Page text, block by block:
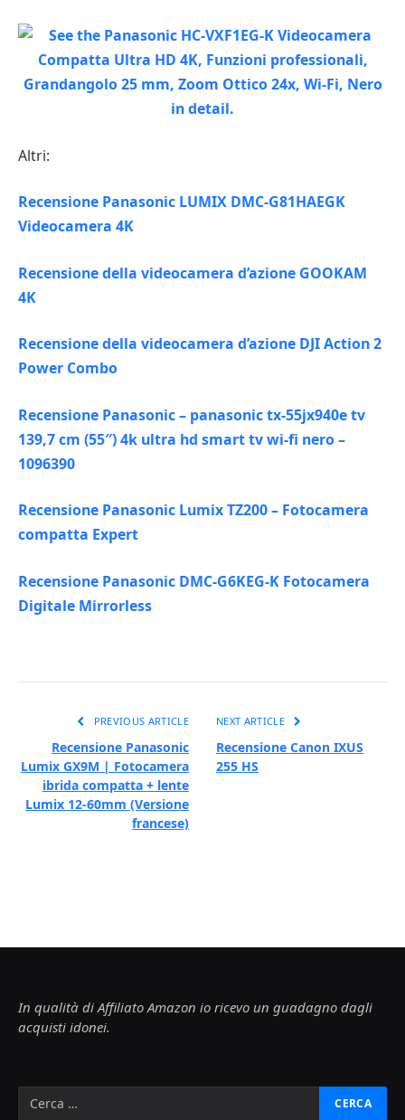
Altri:
Recensione Panasonic LUMIX DMC-G81HAEGK
Videocamera 4K
Recensione della videocamera d’azione GOOKAM
4K
Recensione della videocamera d’azione DJI Action 2
Power Combo
Recensione Panasonic – panasonic tx-55jx940e tv
139,7 cm (55″) 4k ultra hd smart tv wi-fi nero –
1096390
Recensione Panasonic Lumix TZ200 – Fotocamera
compatta Expert
Recensione Panasonic DMC-G6KEG-K Fotocamera
Digitale Mirrorless
PREVIOUS ARTICLE
Recensione Panasonic
Lumix GX9M | Fotocamera
ibrida compatta + lente
Lumix 12-60mm (Versione
francese)
NEXT ARTICLE
Recensione Canon IXUS
255 HS
In qualità di Affiliato Amazon io ricevo un guadagno dagli
acquisti idonei.